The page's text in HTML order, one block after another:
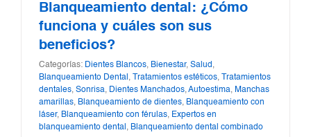
Blanqueamiento dental: ¿Cómo
funciona y cuáles son sus
beneficios?
Categorías: Dientes Blancos, Bienestar, Salud ,
Blanqueamiento Dental , Tratamientos estéticos,
Tratamientos
dentales, Sonrisa, Dientes Manchados,Autoestima, Manchas
amarillas, Blanqueamiento de dientes, Blanqueamiento con
láser, Blanqueamiento con férulas, Expertos en
blanqueamiento dental , Blanqueamiento dental combinado